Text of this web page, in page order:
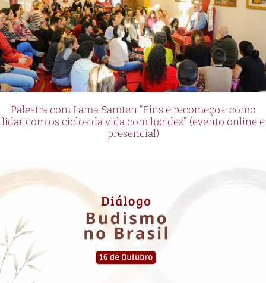
Palestra com Lama Samten “Fins e recomeços: como
lidar com os ciclos da vida com lucidez” (evento online e
presencial)